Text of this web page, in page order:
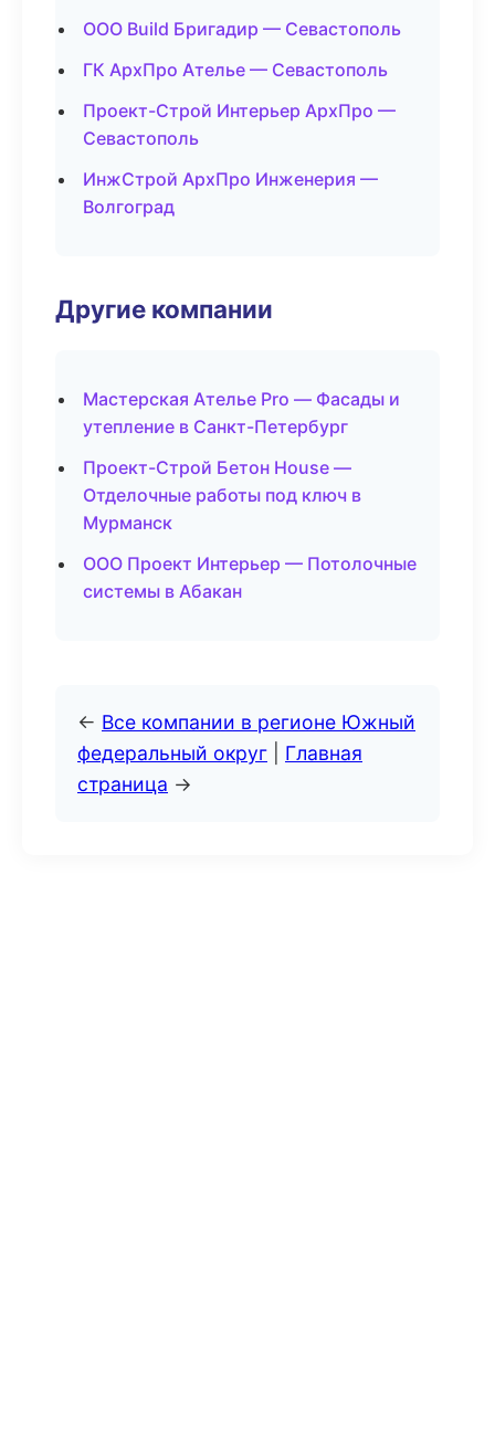
ООО Build Бригадир — Севастополь
ГК АрхПро Ателье — Севастополь
Проект-Строй Интерьер АрхПро —
Севастополь
ИнжСтрой АрхПро Инженерия —
Волгоград
Другие компании
Мастерская Ателье Pro — Фасады и
утепление в Санкт-Петербург
Проект-Строй Бетон House —
Отделочные работы под ключ в
Мурманск
ООО Проект Интерьер — Потолочные
системы в Абакан
← Все компании в регионе Южный
федеральный округ
Главная
страница →